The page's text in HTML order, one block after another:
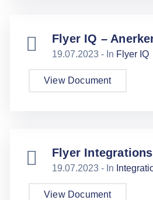
Flyer IQ –
19.07.2023 - In Flyer IQ
View Document
Flyer
19.07.2023 - In
View Document